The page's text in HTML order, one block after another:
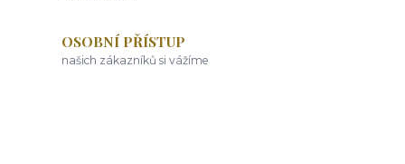
OSOBNÍ PŘÍSTUP
našich zákazníků si vážíme